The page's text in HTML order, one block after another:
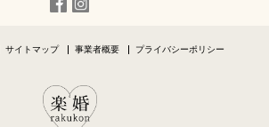
サイトマップ 事業者概要 プライバシーポリシー